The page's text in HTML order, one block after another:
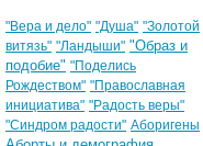
"Вера и дело" "Душа" "Золотой
витязь" "Ландыши" "Образ и
подобие" "Поделись
Рождеством" "Православная
инициатива" "Радость веры"
"Синдром радости" Аборигены